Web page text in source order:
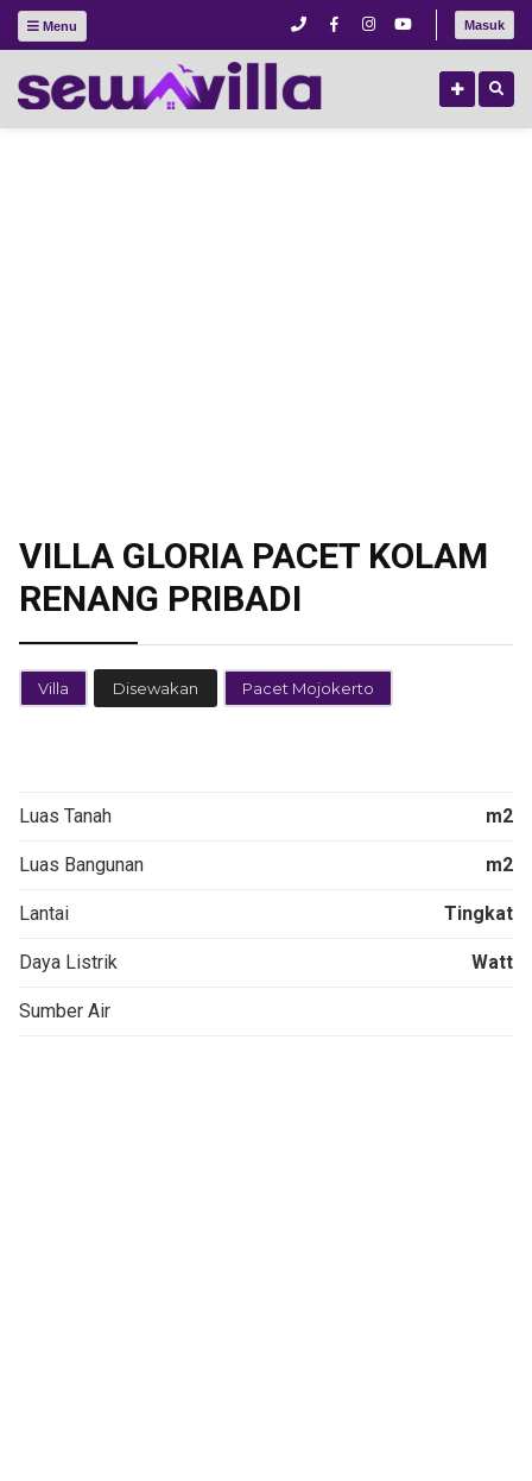
Menu Masuk
VILLA GLORIA PACET KOLAM
RENANG PRIBADI
Villa Disewakan Pacet Mojokerto
Luas Tanah m2
Luas Bangunan m2
Lantai Tingkat
Daya Listrik Watt
Sumber Air